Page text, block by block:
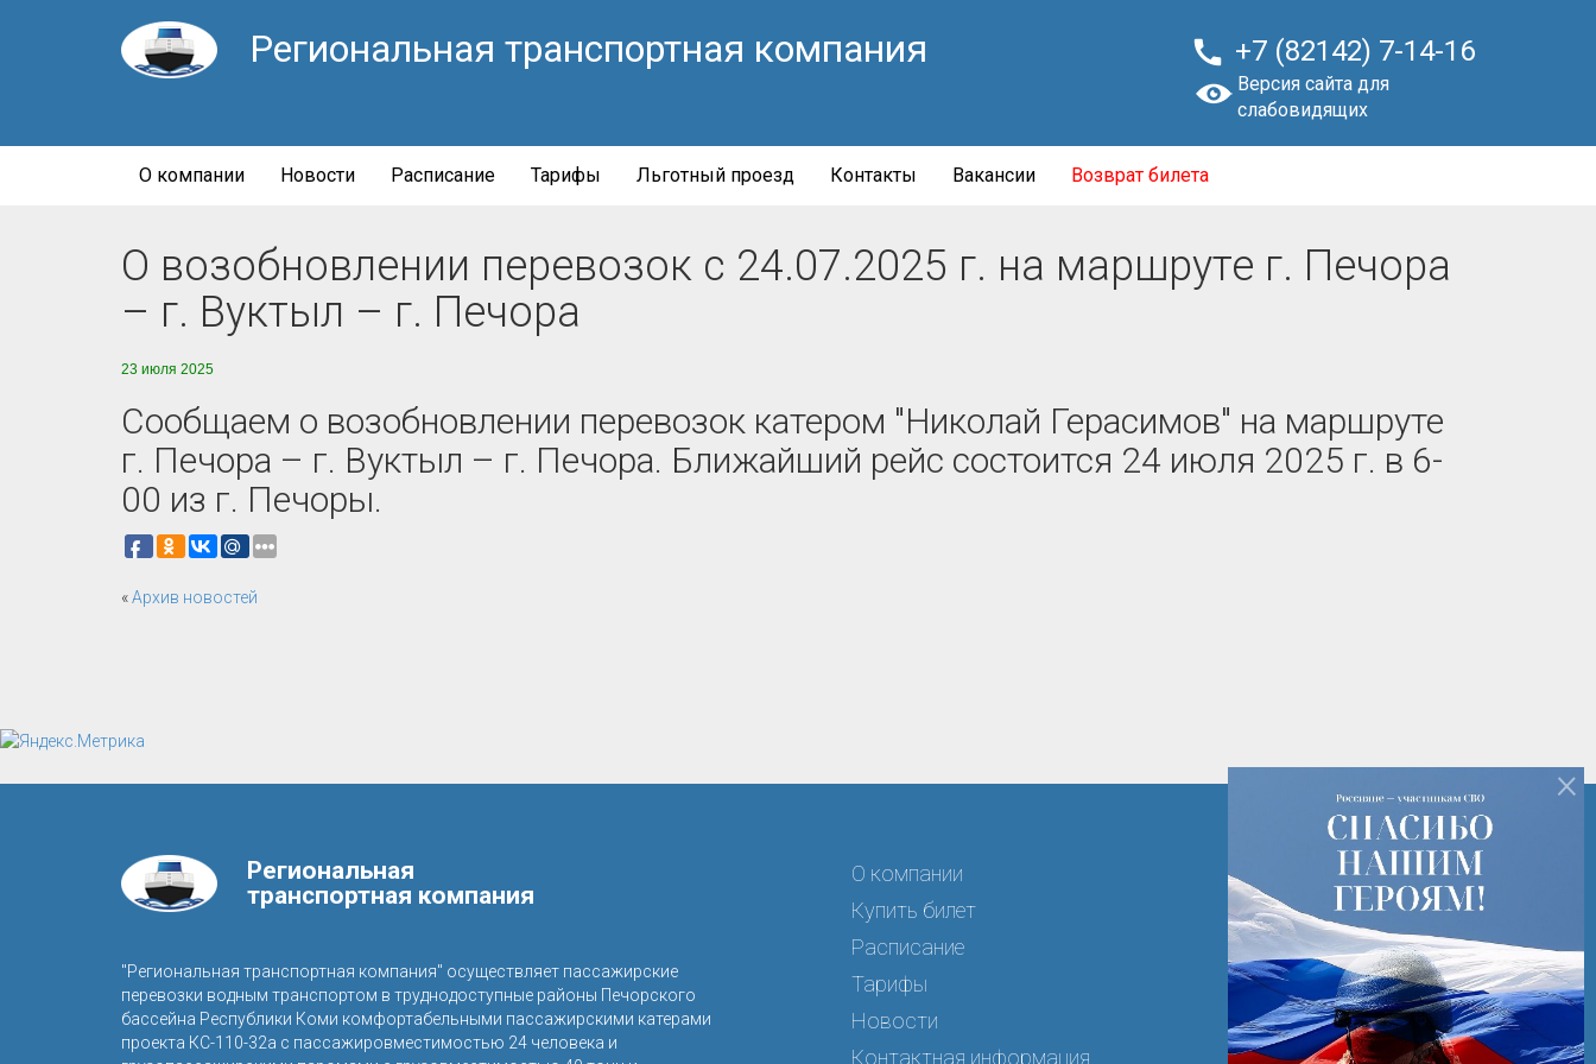
Региональная транспортная компания  +7 (82142) 7-14-16
Версия сайта для
слабовидящих
О компании Новости Расписание Тарифы Льготный проезд Контакты Вакансии Возврат билета
О возобновлении перевозок с 24.07.2025 г. на маршруте г. Печора
– г. Вуктыл – г. Печора
23 июля 2025
Сообщаем о возобновлении перевозок катером "Николай Герасимов" на маршруте
г. Печора – г. Вуктыл – г. Печора. Ближайший рейс состоится 24 июля 2025 г. в 6-
00 из г. Печоры.
«Архив новостей
Региональная
транспортная компания
"Региональная транспортная компания" осуществляет пассажирские
перевозки водным транспортом в труднодоступные районы Печорского
бассейна Республики Коми комфортабельными пассажирскими катерами
проекта КС-110-32а с пассажировместимостью 24 человека и
О компании
Купить билет
Расписание
Тарифы
Новости
Контактная информация
+7 (82142) 7-14-16
+7 (82142) 3-28-15
РК г. Печора ул. Лесная д. 2
ooortk-2011@mail.ru
×